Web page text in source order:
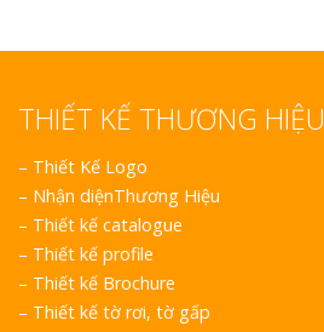
THIẾT KẾ THƯƠNG HIỆU
– Thiết Kế Logo
– Nhận diệnThương Hiệu
– Thiết kế catalogue
– Thiết kế profile
– Thiết kế Brochure
– Thiết kế tờ rơi, tờ gấp